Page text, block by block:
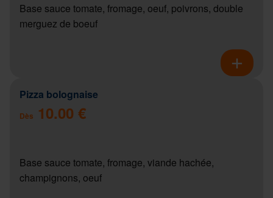
Base sauce tomate, fromage, oeuf, poivrons, double
merguez de boeuf
Pizza bolognaise
Dès 10.00 €
Base sauce tomate, fromage, viande hachée,
champignons, oeuf